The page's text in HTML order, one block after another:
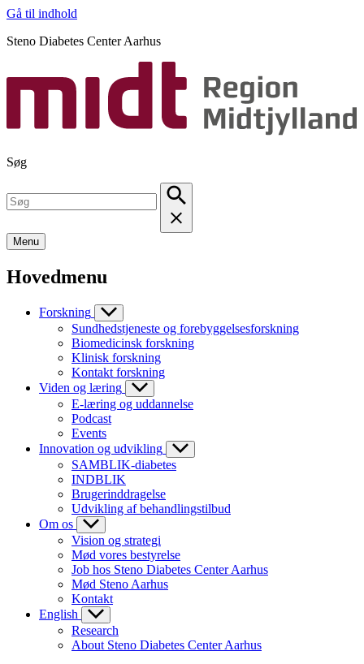
Gå til indhold
Steno Diabetes Center Aarhus
Søg
Menu
Hovedmenu
Forskning
Sundhedstjeneste og forebyggelsesforskning
Biomedicinsk forskning
Klinisk forskning
Kontakt forskning
Viden og læring
E-læring og uddannelse
Podcast
Events
Innovation og udvikling
SAMBLIK-diabetes
INDBLIK
Brugerinddragelse
Udvikling af behandlingstilbud
Om os
Vision og strategi
Mød vores bestyrelse
Job hos Steno Diabetes Center Aarhus
Mød Steno Aarhus
Kontakt
English
Research
About Steno Diabetes Center Aarhus